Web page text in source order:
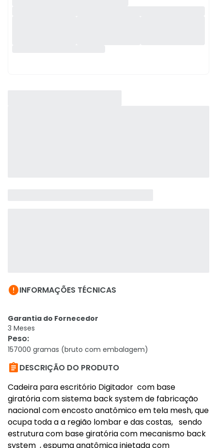
INFORMAÇÕES TÉCNICAS
Garantia do Fornecedor
3 Meses
Peso:
157000 gramas (bruto com embalagem)
DESCRIÇÃO DO PRODUTO
Cadeira para escritório Digitador com base
giratória com sistema back system de fabricação
nacional com encosto anatômico em tela mesh, que
ocupa toda a a região lombar e das costas, sendo
estrutura com base giratória com mecanismo back
system , espuma anatômica injetada com